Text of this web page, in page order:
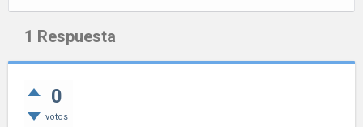
1 Respuesta
0
votos